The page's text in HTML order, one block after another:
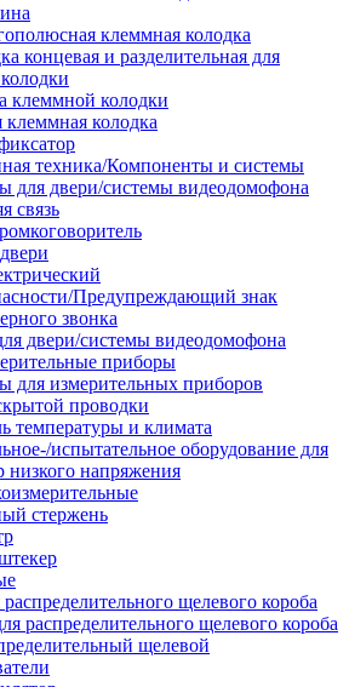
клеммная колодка
концевая и разделительная для
клеммной колодки
клеммная колодка
техника/Компоненты и системы
для двери/системы видеодомофона
связь
Предупреждающий знак
звонка
двери/системы видеодомофона
приборы
для измерительных приборов
проводки
температуры и климата
испытательное оборудование для
низкого напряжения
стержень
щелевого короба
распределительного щелевого короба
щелевой